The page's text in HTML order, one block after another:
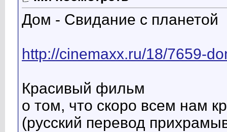
Дом - Свидание с планетой
http://cinemaxx.ru/18/7659-
Красивый фильм
о том, что скоро всем нам
(русский перевод